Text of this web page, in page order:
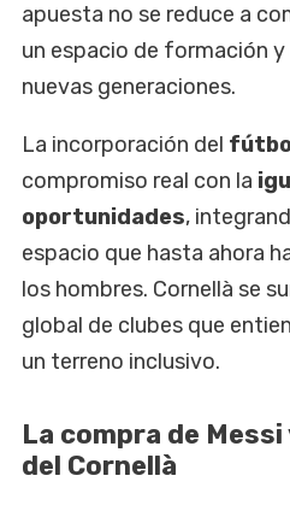
apuesta no se reduce a
un espacio de formación
nuevas generaciones.
La incorporación del
compromiso real con la
oportunidades,
espacio que hasta ahora
los hombres. Cornellà se
global de clubes que
un terreno inclusivo.
La compra de
del Cornellà